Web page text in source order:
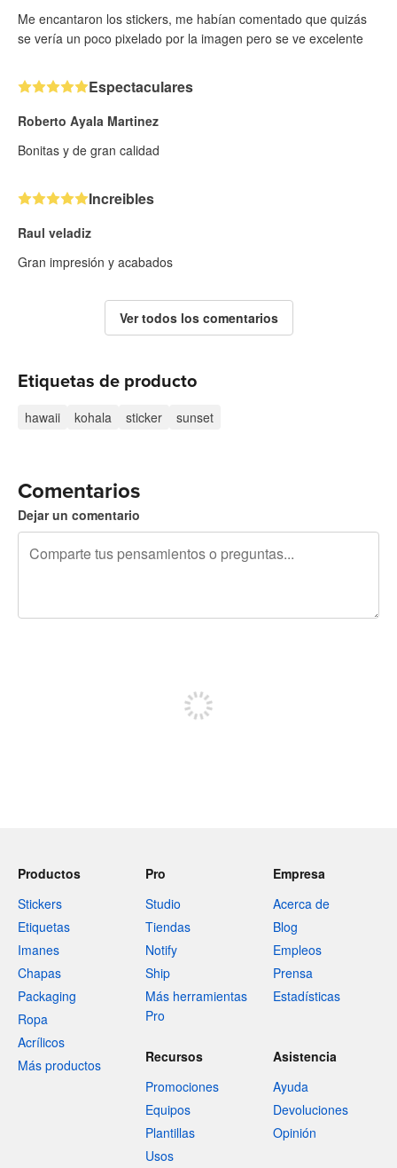
Me encantaron los stickers, me habían comentado que quizás
se vería un poco pixelado por la imagen pero se ve excelente
Espectaculares
Roberto Ayala Martinez
Bonitas y de gran calidad
Increibles
Raul veladiz
Gran impresión y acabados
Ver todos los comentarios
Etiquetas de producto
hawaii kohala sticker sunset
Comentarios
Dejar un comentario
Productos
Stickers
Etiquetas
Imanes
Chapas
Packaging
Ropa
Acrílicos
Más productos
Pro
Studio
Tiendas
Notify
Ship
Más herramientas
Pro
Empresa
Acerca de
Blog
Empleos
Prensa
Estadísticas
Recursos
Promociones
Equipos
Plantillas
Usos
Asistencia
Ayuda
Devoluciones
Opinión